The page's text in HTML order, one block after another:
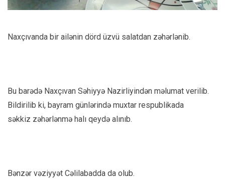
Naxçıvanda bir ailənin dörd üzvü salatdan zəhərlənib.
Bu barədə Naxçıvan Səhiyyə Nazirliyindən məlumat verilib.
Bildirilib ki, bayram günlərində muxtar respublikada
səkkiz zəhərlənmə halı qeydə alınıb.
Bənzər vəziyyət Cəlilabadda da olub.